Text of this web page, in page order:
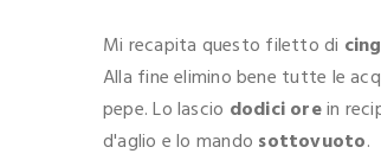
Mi recapita questo filetto di
Alla fine elimino bene tutte le
pepe. Lo lascio dodici orein
d'aglio e lo mando sottovuoto.